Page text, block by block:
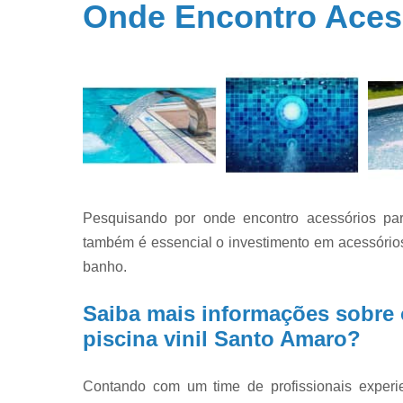
Filtros para
piscinas
Iluminação
piscina
Limpeza
piscinas
de piscinas
de piscinas
para piscinas
Onde Encontro
Pesquisando por onde encontro acessórios
também é essencial o investimento em
banho.
Saiba mais informações
piscina vinil Santo Amaro?
Contando com um time de profissionais